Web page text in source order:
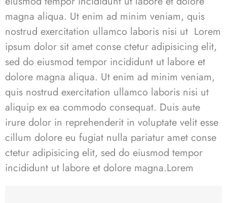
magna aliqua. Ut enim ad minim veniam, quis
nostrud exercitation ullamco laboris nisi ut Lorem
ipsum dolor sit amet conse ctetur adipisicing elit,
sed do eiusmod tempor incididunt ut labore et
dolore magna aliqua. Ut enim ad minim veniam,
quis nostrud exercitation ullamco laboris nisi ut
aliquip ex ea commodo consequat. Duis aute
irure dolor in reprehenderit in voluptate velit esse
cillum dolore eu fugiat nulla pariatur amet conse
ctetur adipisicing elit, sed do eiusmod tempor
incididunt ut labore et dolore magna.Lorem